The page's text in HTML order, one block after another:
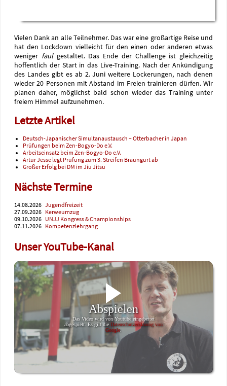
Vielen Dank an alle Teilnehmer. Das war eine großartige Reise und
hat den Lockdown vielleicht für den einen oder anderen etwas
weniger faulgestaltet. Das Ende der Challenge ist gleichzeitig
hoffentlich der Start in das Live-Training. Nach der Ankündigung
des Landes gibt es ab 2. Juni weitere Lockerungen, nach denen
wieder 20 Personen mit Abstand im Freien trainieren dürfen. Wir
planen daher, möglichst bald schon wieder das Training unter
freiem Himmel aufzunehmen.
Letzte Artikel
Deutsch-Japanischer Simultanaustausch – Otterbacher in Japan
Prüfungen beim Zen-Bogyo-Do e.V.
Arbeitseinsatz beim Zen-Bogyo-Do e.V.
Artur Jesse legt Prüfung zum 3. Streifen Braungurt ab
Großer Erfolg bei DM im Jiu Jitsu
Nächste Termine
14.08.2026 Jugendfreizeit
27.09.2026 Kerweumzug
09.10.2026 UNJJ Kongress & Championships
07.11.2026 Kompetenzlehrgang
Unser YouTube-Kanal